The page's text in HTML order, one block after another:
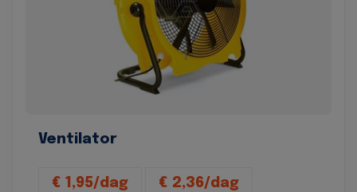
Ventilator
€ 1,95/dag € 2,36/dag